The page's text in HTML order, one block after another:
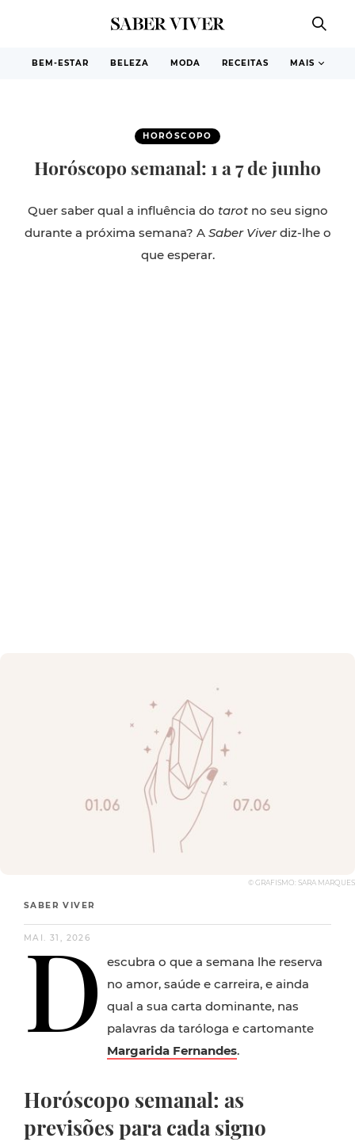
BEM-ESTAR BELEZA MODA RECEITAS MAIS
HORÓSCOPO
Horóscopo semanal: 1 a 7 de junho
Quer saber qual a influência do tarotno seu signo
durante a próxima semana? A Saber Viverdiz-lhe o
que esperar.
© GRAFISMO: SARA MARQUES
SABER VIVER
MAI. 31, 2026
D
escubra o que a semana lhe reserva
no amor, saúde e carreira, e ainda
qual a sua carta dominante, nas
palavras da taróloga e cartomante
Margarida Fernandes.
Horóscopo semanal: as
previsões para cada signo